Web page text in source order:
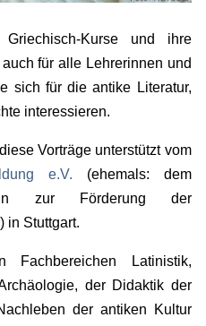
Kurse und ihre
für alle Lehrerinnen und
sich für die antike Literatur,
interessieren.
Vorträge unterstützt vom
e.V. (ehemals: dem
zur Förderung der
in Stuttgart.
Latinistik,
der Didaktik der
der antiken Kultur